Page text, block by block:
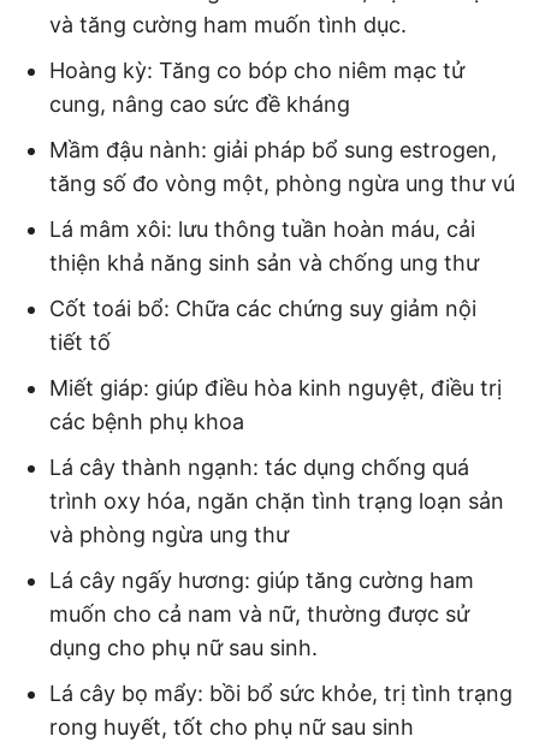
và tăng cường ham muốn tình dục.
Hoàng kỳ: Tăng co bóp cho niêm mạc tử
cung, nâng cao sức đề kháng
Mầm đậu nành: giải pháp bổ sung estrogen,
tăng số đo vòng một, phòng ngừa ung thư vú
Lá mâm xôi: lưu thông tuần hoàn máu, cải
thiện khả năng sinh sản và chống ung thư
Cốt toái bổ: Chữa các chứng suy giảm nội
tiết tố
Miết giáp: giúp điều hòa kinh nguyệt, điều trị
các bệnh phụ khoa
Lá cây thành ngạnh: tác dụng chống quá
trình oxy hóa, ngăn chặn tình trạng loạn sản
và phòng ngừa ung thư
Lá cây ngấy hương: giúp tăng cường ham
muốn cho cả nam và nữ, thường được sử
dụng cho phụ nữ sau sinh.
Lá cây bọ mẩy: bồi bổ sức khỏe, trị tình trạng
rong huyết, tốt cho phụ nữ sau sinh